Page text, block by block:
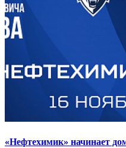
«Нефтехимик» начинает